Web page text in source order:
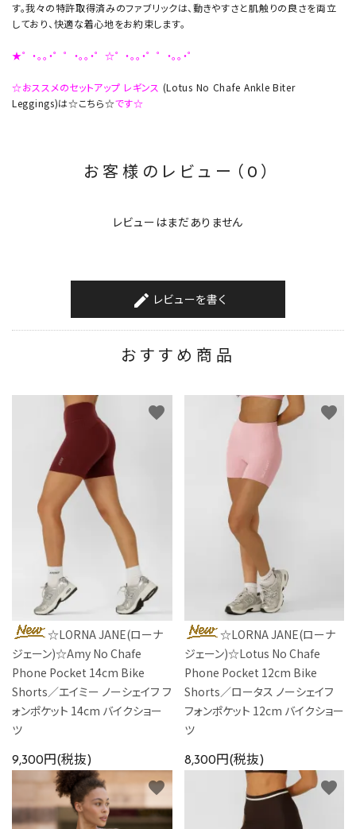
す。我々の特許取得済みのファブリックは、動きやすさと肌触りの良さを両立
しており、快適な着心地をお約束します。
★゜・。。・゜゜・。。・゜☆゜・。。・゜゜・。。・゜
☆おススメのセットアップ レギンス (Lotus No Chafe Ankle Biter
Leggings)は☆こちら☆です☆
お客様のレビュー（0）
レビューはまだありません
create レビューを書く
おすすめ商品
☆LORNA JANE(ローナ
ジェーン)☆Amy No Chafe
Phone Pocket 14cm Bike
Shorts／エイミー ノーシェイフ フ
ォンポケット 14cm バイクショー
ツ
9,300円(税抜)
favorite
☆LORNA JANE(ローナ
ジェーン)☆Lotus No Chafe
Phone Pocket 12cm Bike
Shorts／ロータス ノーシェイフ
フォンポケット 12cm バイクショー
ツ
8,300円(税抜)
favorite
favorite favorite